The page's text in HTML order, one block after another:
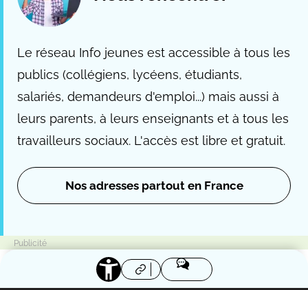
Le réseau Info jeunes est accessible à tous les
publics (collégiens, lycéens, étudiants,
salariés, demandeurs d'emploi...) mais aussi à
leurs parents, à leurs enseignants et à tous les
travailleurs sociaux. L'accès est libre et gratuit.
Nos adresses partout en France